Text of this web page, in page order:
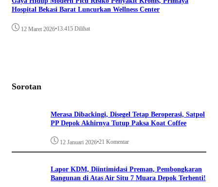
Hospital Bekasi Barat Luncurkan Wellness Center
12 Maret 2026•13.415 Dilihat
Sorotan
Merasa Dibackingi, Disegel Tetap Beroperasi, Satpol
PP Depok Akhirnya Tutup Paksa Koat Coffee
12 Januari 2026•21 Komentar
Lapor KDM, Diintimidasi Preman, Pembongkaran
Bangunan di Atas Air Situ 7 Muara Depok Terhenti!